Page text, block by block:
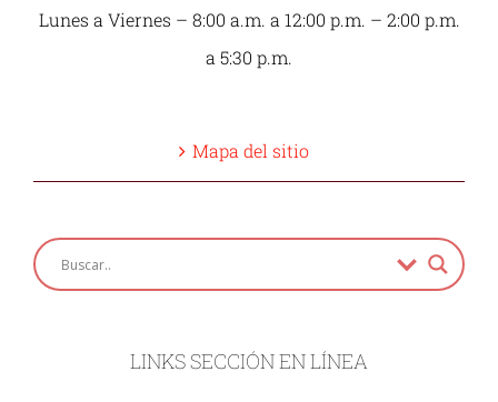
Lunes a Viernes – 8:00 a.m. a 12:00 p.m. – 2:00 p.m.
a 5:30 p.m.
Mapa del sitio
LINKS SECCIÓN EN LÍNEA